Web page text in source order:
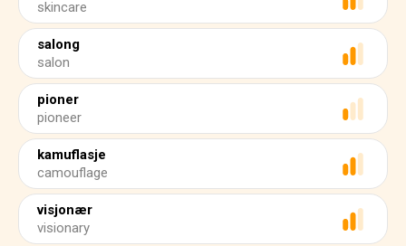
skincare
salong
salon
pioner
pioneer
kamuflasje
camouflage
visjonær
visionary